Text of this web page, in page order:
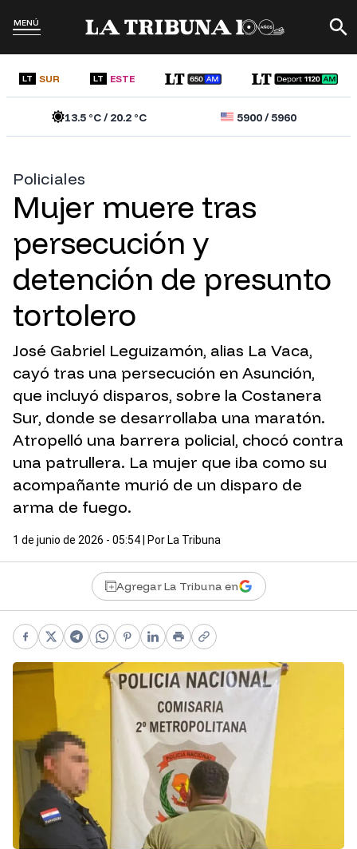
MENÚ
LT SUR LT ESTE
13.5°C /20.2°C 5900/5960
Policiales
Mujer muere tras
persecución y
detención de presunto
tortolero
José Gabriel Leguizamón, alias La Vaca,
cayó tras una persecución en Asunción,
que incluyó disparos, sobre la Costanera
Sur, donde se desarrollaba una maratón.
Atropelló una barrera policial, chocó contra
una patrullera. La mujer que iba como su
acompañante murió de un disparo de
arma de fuego.
1 de junio de 2026 - 05:54 | Por La Tribuna
Agregar La Tribuna en
Facebook
X Telegram
WhatsApp
Pinterest
LinkedIn
PrintCopy link